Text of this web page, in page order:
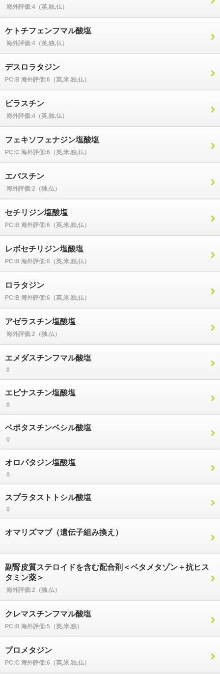
お問い合わせ
運営会社について
友達に紹介する
海外評価:4（英,独,仏）
ケトチフェンフマル酸塩
海外評価:4（英,独,仏）
デスロラタジン
PC:B 海外評価:6（英,米,独,仏）
ビラスチン
海外評価:4（英,独,仏）
フェキソフェナジン塩酸塩
PC:C 海外評価:6（英,米,独,仏）
エバスチン
海外評価:2（独,仏）
セチリジン塩酸塩
PC:B 海外評価:6（英,米,独,仏）
レボセチリジン塩酸塩
PC:B 海外評価:6（英,米,独,仏）
ロラタジン
PC:B 海外評価:6（英,米,独,仏）
アゼラスチン塩酸塩
海外評価:2（独,仏）
エメダスチンフマル酸塩
0
エピナスチン塩酸塩
0
ベポタスチンベシル酸塩
0
オロパタジン塩酸塩
0
スプラタストトシル酸塩
0
オマリズマブ（遺伝子組み換え）
副腎皮質ステロイドを含む配合剤＜ベタメタゾン＋抗ヒス
タミン薬＞
海外評価:2（独,仏）
クレマスチンフマル酸塩
PC:B 海外評価:5（英,米,独）
プロメタジン
PC:C 海外評価:6（英,米,独,仏）